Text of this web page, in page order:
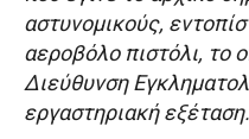
αστυνομικούς,
αεροβόλο πιστόλι, το
Διεύθυνση
εργαστηριακή εξέταση.